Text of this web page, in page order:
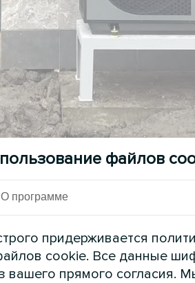
мощной моноблочной
требований к
размещен на
доступ для
файлов
О программе
придерживается
cookie. Все данные
вашего прямого согласия.